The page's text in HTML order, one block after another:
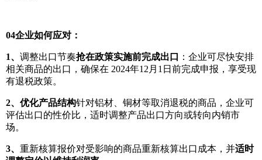
04企业如何应对：
1、 调整出口节奏抢在政策实施前完成出口
：企业可尽快安排
相关商品的出口，确保在 2024年12月1日前完成申报，享受现
有退税政策。
2、 优化产品结构针对铝材、铜材等取消退税的商品，企业可
评估出口的性价比，适时调整产品出口方向或转向内销市
场。
3、 重新核算报价对受影响的商品重新核算出口成本，并适时